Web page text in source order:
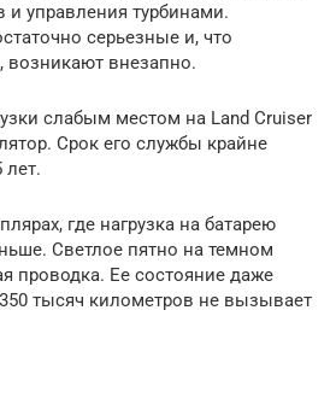
и управления турбинами.
серьезные и, что
возникают внезапно.
слабым местом на Land Cruiser
Срок его службы крайне
лет.
где нагрузка на батарею
Светлое пятно на темном
проводка. Ее состояние даже
тысяч километров не вызывает